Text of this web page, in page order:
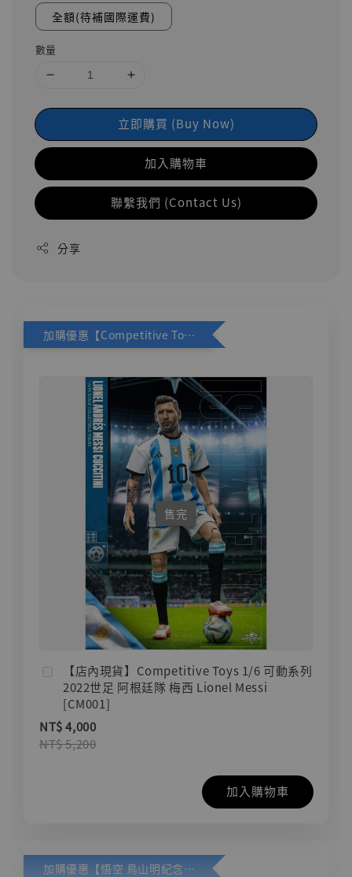
全額(待補國際運費)
數量
立即購買 (Buy Now)
加入購物車
聯繫我們 (Contact Us)
分享
加購優惠【Competitive Toys 梅西 [CM001]】
售完
【店內現貨】Competitive Toys 1/6 可動系列
2022世足 阿根廷隊 梅西 Lionel Messi
[CM001]
NT$ 4,000
NT$ 5,200
加入購物車
加購優惠【悟空 鳥山明紀念款 [奇蹟工作室]】